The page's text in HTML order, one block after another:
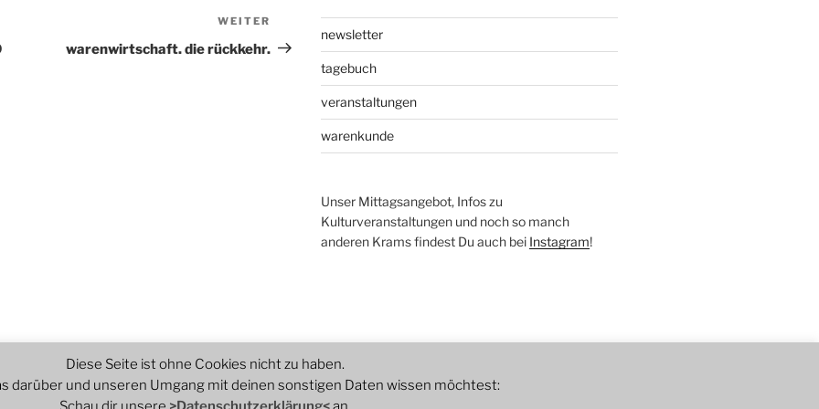
Nächster
Beitrag
WEITER
warenwirtschaft. die rückkehr.
newsletter
tagebuch
veranstaltungen
warenkunde
Unser Mittagsangebot, Infos zu
Kulturveranstaltungen und noch so manch
anderen Krams findest Du auch bei Instagram!
Diese Seite ist ohne Cookies nicht zu haben.
darüber und unseren Umgang mit deinen sonstigen Daten wissen möchtest: